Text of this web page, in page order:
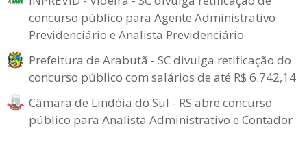
concurso público para Agente Administrativo
Previdenciário e Analista Previdenciário
Prefeitura de Arabutã - SC divulga retificação do
concurso público com salários de até R$ 6.742,14
Câmara de Lindóia do Sul - RS abre concurso
público para Analista Administrativo e Contador